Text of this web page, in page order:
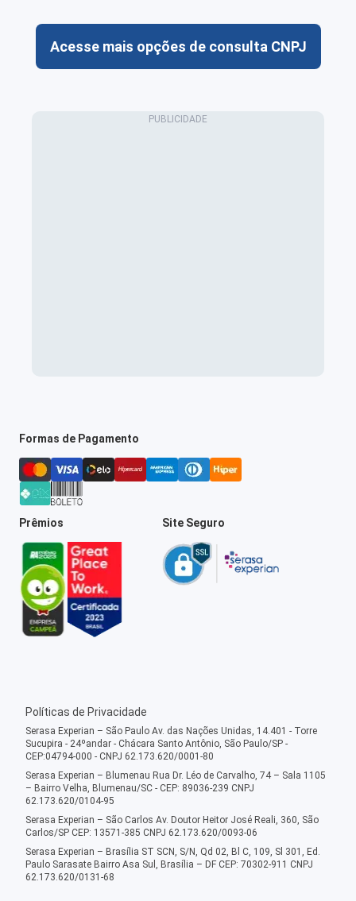
Acesse mais opções de consulta CNPJ
Formas de Pagamento
Prêmios Site Seguro
Políticas de Privacidade
Serasa Experian – São Paulo Av. das Nações Unidas, 14.401 - Torre
Sucupira - 24ºandar - Chácara Santo Antônio, São Paulo/SP -
CEP:04794-000 - CNPJ 62.173.620/0001-80
Serasa Experian – Blumenau Rua Dr. Léo de Carvalho, 74 – Sala 1105
– Bairro Velha, Blumenau/SC - CEP: 89036-239 CNPJ
62.173.620/0104-95
Serasa Experian – São Carlos Av. Doutor Heitor José Reali, 360, São
Carlos/SP CEP: 13571-385 CNPJ 62.173.620/0093-06
Serasa Experian – Brasília ST SCN, S/N, Qd 02, Bl C, 109, Sl 301, Ed.
Paulo Sarasate Bairro Asa Sul, Brasília – DF CEP: 70302-911 CNPJ
62.173.620/0131-68